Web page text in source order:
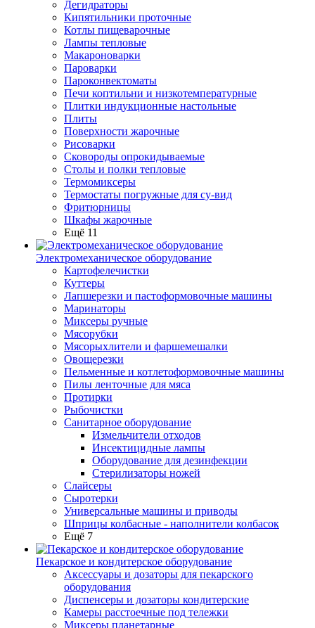
Дегидраторы
Кипятильники проточные
Котлы пищеварочные
Лампы тепловые
Макароноварки
Пароварки
Пароконвектоматы
Печи коптильни и низкотемпературные
Плитки индукционные настольные
Плиты
Поверхности жарочные
Рисоварки
Сковороды опрокидываемые
Столы и полки тепловые
Термомиксеры
Термостаты погружные для су-вид
Фритюрницы
Шкафы жарочные
Ещё 11
Электромеханическое оборудование
Картофелечистки
Куттеры
Лапшерезки и пастоформовочные машины
Маринаторы
Миксеры ручные
Мясорубки
Мясорыхлители и фаршемешалки
Овощерезки
Пельменные и котлетоформовочные машины
Пилы ленточные для мяса
Протирки
Рыбочистки
Санитарное оборудование
Измельчители отходов
Инсектицидные лампы
Оборудование для дезинфекции
Стерилизаторы ножей
Слайсеры
Сыротерки
Универсальные машины и приводы
Шприцы колбасные - наполнители колбасок
Ещё 7
Пекарское и кондитерское оборудование
Аксессуары и дозаторы для пекарского
оборудования
Диспенсеры и дозаторы кондитерские
Камеры расстоечные под тележки
Миксеры планетарные